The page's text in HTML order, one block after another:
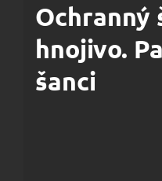
hnojivo.
šanci